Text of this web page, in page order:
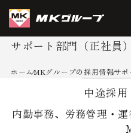
サポート部門（正社員
ホームMKグループの採用情報サ
中途採用
内勤事務、労務管理・